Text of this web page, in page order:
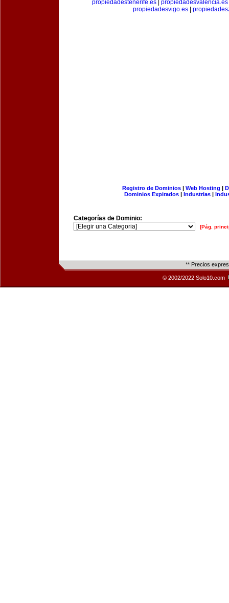
propiedadestenerife.es| propiedadesvalencia.es
propiedadesvigo.es|
Registro de Dominios| Web Hosting |
Dominios Expirados | Industrias |
Categorías de Dominio:
[Pág.
** Precios
© 2002/2022 Solo10.com